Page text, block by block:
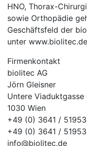
HNO, Thorax-
sowie Orthopädie
Geschäftsfeld der
unter
Firmenkontakt
biolitec AG
Jörn Gleisner
Untere Viaduktgasse
1030 Wien
+49 (0) 3641 /
+49 (0) 3641 /
info@biolitec.de